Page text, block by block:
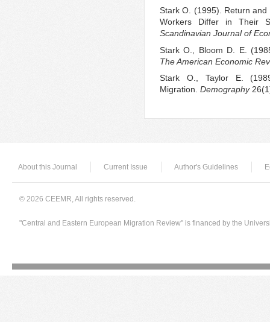
Stark O. (1995). Return
Workers Differ in Their
Scandinavian Journal of
Stark O., Bloom D. E.
The American Economic
Stark O., Taylor E.
Migration. Demography
About this Journal Current Issue Author's Guidelines
© 2026 CEEMR, All rights reserved.
"Central and Eastern European Migration Review" is financed by the